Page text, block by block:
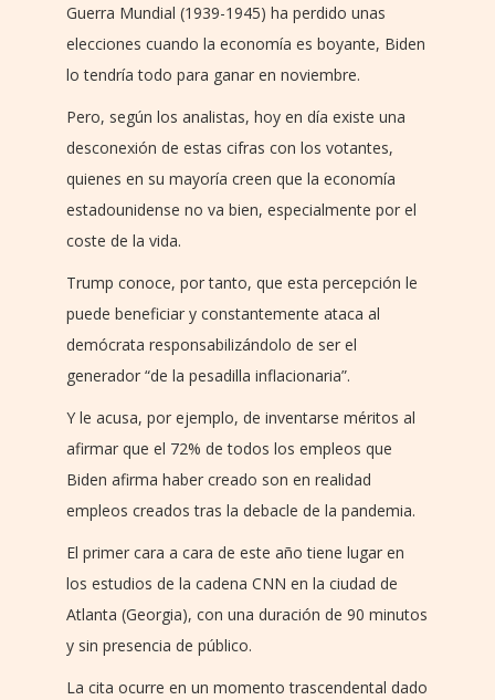
Guerra Mundial (1939-1945) ha perdido unas
elecciones cuando la economía es boyante, Biden
lo tendría todo para ganar en noviembre.
Pero, según los analistas, hoy en día existe una
desconexión de estas cifras con los votantes,
quienes en su mayoría creen que la economía
estadounidense no va bien, especialmente por el
coste de la vida.
Trump conoce, por tanto, que esta percepción le
puede beneficiar y constantemente ataca al
demócrata responsabilizándolo de ser el
generador “de la pesadilla inflacionaria”.
Y le acusa, por ejemplo, de inventarse méritos al
afirmar que el 72% de todos los empleos que
Biden afirma haber creado son en realidad
empleos creados tras la debacle de la pandemia.
El primer cara a cara de este año tiene lugar en
los estudios de la cadena CNN en la ciudad de
Atlanta (Georgia), con una duración de 90 minutos
y sin presencia de público.
La cita ocurre en un momento trascendental dado